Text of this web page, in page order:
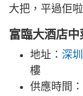
大把，平過佢
富臨大酒店
地址： 深
樓
供應時間